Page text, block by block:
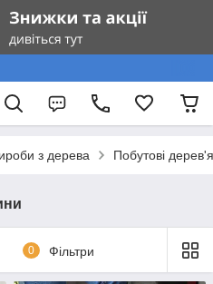
з дерева Побутові
0 Фільтри